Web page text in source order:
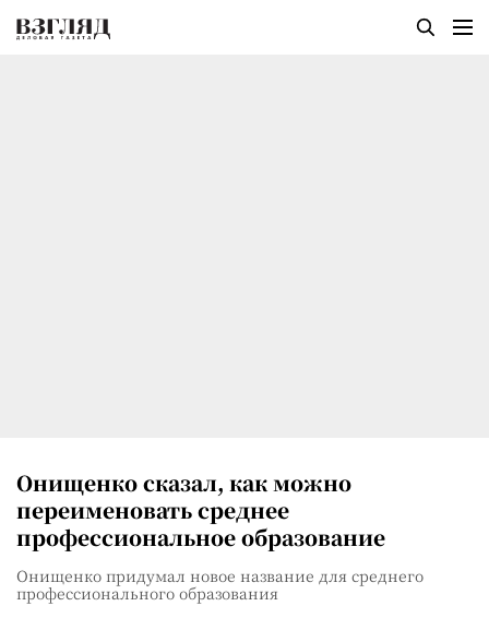
Онищенко сказал, как можно
переименовать среднее
профессиональное образование
Онищенко придумал новое название для среднего
профессионального образования